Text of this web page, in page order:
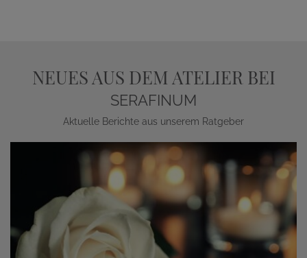
NEUES AUS DEM ATELIER BEI
SERAFINUM
Aktuelle Berichte aus unserem Ratgeber